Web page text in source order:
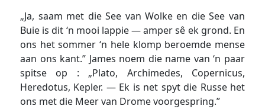
„Ja, saam met die See van Wolke en die See van
Buie is dit ‘n mooi lappie — amper sê ek grond. En
ons het sommer ‘n hele klomp beroemde mense
aan ons kant.” James noem die name van ‘n paar
spitse op : „Plato, Archimedes, Copernicus,
Heredotus, Kepler. — Ek is net spyt die Russe het
ons met die Meer van Drome voorgespring.”